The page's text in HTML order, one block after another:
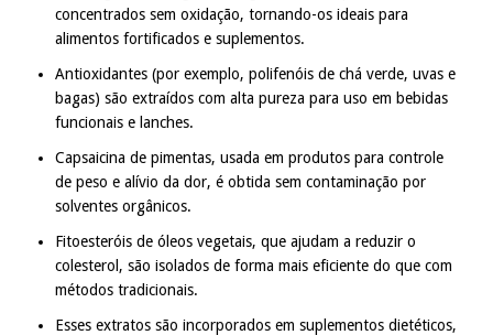
concentrados sem oxidação, tornando-os ideais para
alimentos fortificados e suplementos.
Antioxidantes (por exemplo, polifenóis de chá verde, uvas e
bagas) são extraídos com alta pureza para uso em bebidas
funcionais e lanches.
Capsaicina de pimentas, usada em produtos para controle
de peso e alívio da dor, é obtida sem contaminação por
solventes orgânicos.
Fitoesteróis de óleos vegetais, que ajudam a reduzir o
colesterol, são isolados de forma mais eficiente do que com
métodos tradicionais.
Esses extratos são incorporados em suplementos dietéticos,